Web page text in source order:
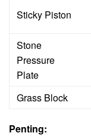
Sticky Piston
Stone
Pressure
Plate
Grass Block
Penting: